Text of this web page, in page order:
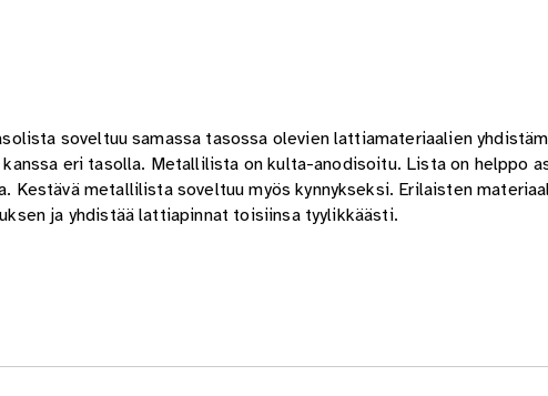
soveltuu samassa tasossa olevien lattiamateriaalien
eri tasolla. Metallilista on kulta-anodisoitu. Lista on helppo
Kestävä metallilista soveltuu myös kynnykseksi. Erilaisten
ja yhdistää lattiapinnat toisiinsa tyylikkäästi.